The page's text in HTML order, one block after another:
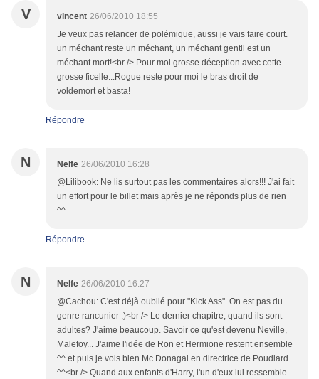
V vincent 26/06/2010 18:55
Je veux pas relancer de polémique, aussi je vais faire court.
un méchant reste un méchant, un méchant gentil est un
méchant mort!<br /> Pour moi grosse déception avec cette
grosse ficelle...Rogue reste pour moi le bras droit de
voldemort et basta!
Répondre
N Nelfe 26/06/2010 16:28
@Lilibook: Ne lis surtout pas les commentaires alors!!! J'ai fait
un effort pour le billet mais après je ne réponds plus de rien
^^
Répondre
N Nelfe 26/06/2010 16:27
@Cachou: C'est déjà oublié pour "Kick Ass". On est pas du
genre rancunier ;)<br /> Le dernier chapitre, quand ils sont
adultes? J'aime beaucoup. Savoir ce qu'est devenu Neville,
Malefoy... J'aime l'idée de Ron et Hermione restent ensemble
^^ et puis je vois bien Mc Donagal en directrice de Poudlard
^^<br /> Quand aux enfants d'Harry, l'un d'eux lui ressemble